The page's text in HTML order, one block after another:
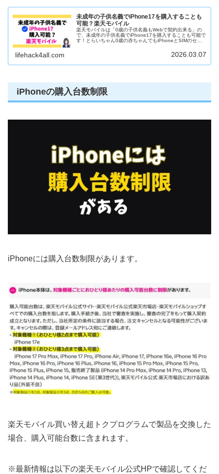
未成年の子供名義でiPhone17を購入することも
可能？楽天モバイル
楽天モバイルは「0歳の子供名義もWebで契約出来る」の
で、未成年の子供名義でiPhone17を購入することも可能で
す！とらいちゃん0歳の赤ちゃんでもiPhoneとSIMのセッ
lifehack4all.com 2026.03.07
iPhoneの購入台数制限
iPhoneには購入台数制限があります。
楽天モバイル買い替え超トクプログラムで製品を交換した
場合、購入可能台数に含まれます。
※最新情報は以下の楽天モバイル公式HPで確認してくだ